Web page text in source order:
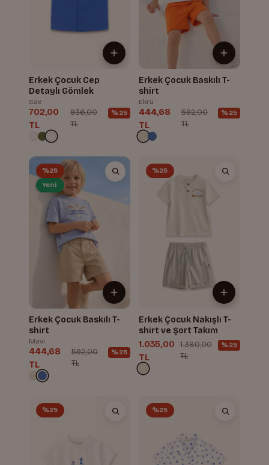
Erkek Çocuk Cep
Detaylı Gömlek
Sax
702,00
TL
936,00
TL
%25
Erkek Çocuk Baskılı T-
shirt
Ekru
444,68
TL
592,00
TL
%25
%25
Yeni
Erkek Çocuk Baskılı T-
shirt
Mavi
444,68
TL
592,00
TL
%25
%25
Erkek Çocuk Nakışlı T-
shirt ve Şort Takım
1.035,00
TL
1.380,00
TL
%25
%25 %25